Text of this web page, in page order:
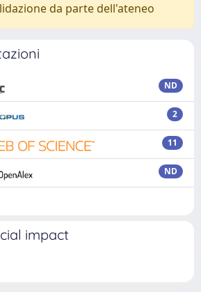
da parte dell'ateneo
ND
2
11
ND
impact